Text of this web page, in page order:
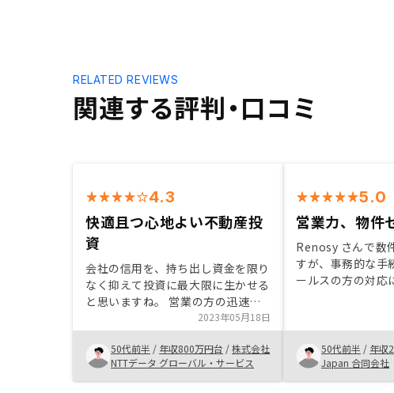
関連する評判・口コミ
RELATED REVIEWS
4.3
快適且つ心地よい不動産投
資
会社の信用を、持ち出し資金を限り
なく抑えて投資に最大限に生かせる
と思いますね。 営業の方の迅速な
良物件の提案。 DX化による購入前
後の煩雑な事務的処理や、確定申告
のスムーズな処理。AIでどう物件情
報をフィルタリングしているのか説
2023年05月18日
50代前半 / 年収800万円台 /株式会社
NTTデータ グローバル・サービス
5.0
営業力、物件
Renosy さんで数
すが、事務的な手
ールスの方の対応
の、レアな物件
ただけるのが非常
です、 今後とも
し上げます。
50代前半 / 年収
Japan 合同会社